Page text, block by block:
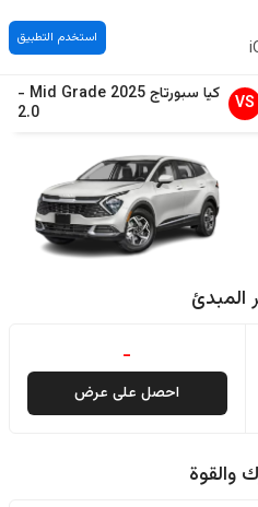
استخدم التطبيق
VS كيا سبورتاج2025
Mid Grade
-
2.0
المبدئ
-
احصل على عرض
والقوة